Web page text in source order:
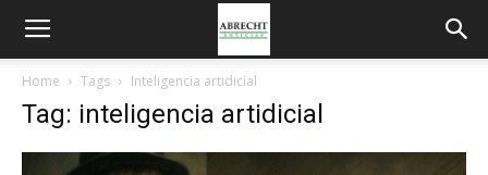
Home Tags Inteligencia artidicial
Tag: inteligencia artidicial